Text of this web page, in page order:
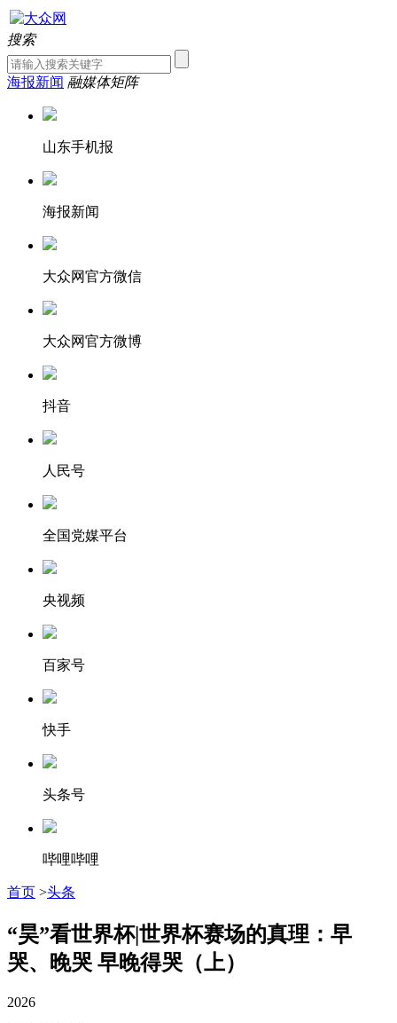
搜索
海报新闻 融媒体矩阵
山东手机报
海报新闻
大众网官方微信
大众网官方微博
抖音
人民号
全国党媒平台
央视频
百家号
快手
头条号
哔哩哔哩
首页 >头条
“昊”看世界杯|世界杯赛场的真理：早
哭、晚哭 早晚得哭（上）
2026